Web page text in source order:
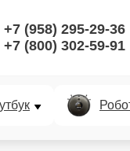
+7 (958) 295-29-36
+7 (800) 302-59-91